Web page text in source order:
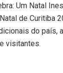
Um Natal
de Curitiba
do país,
visitantes.